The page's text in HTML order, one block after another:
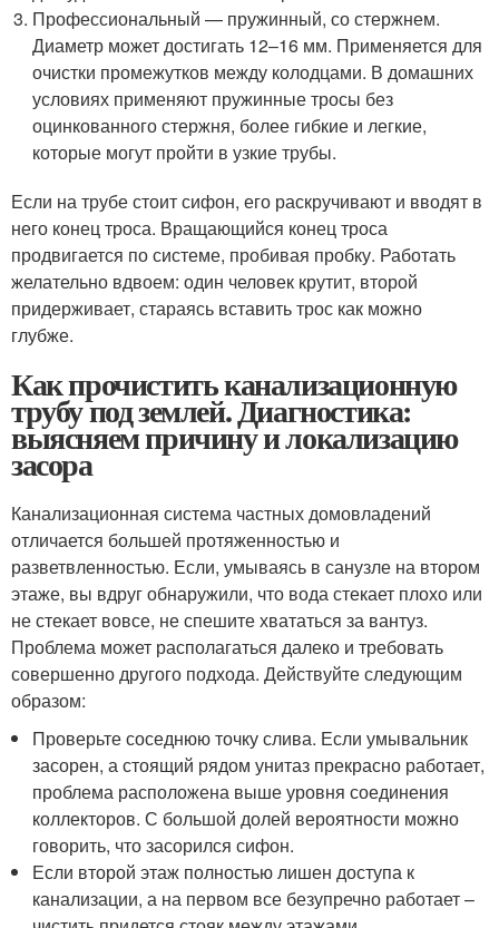
Профессиональный — пружинный, со стержнем.
Диаметр может достигать 12–16 мм. Применяется для
очистки промежутков между колодцами. В домашних
условиях применяют пружинные тросы без
оцинкованного стержня, более гибкие и легкие,
которые могут пройти в узкие трубы.
Если на трубе стоит сифон, его раскручивают и вводят в
него конец троса. Вращающийся конец троса
продвигается по системе, пробивая пробку. Работать
желательно вдвоем: один человек крутит, второй
придерживает, стараясь вставить трос как можно
глубже.
Как прочистить канализационную
трубу под землей. Диагностика:
выясняем причину и локализацию
засора
Канализационная система частных домовладений
отличается большей протяженностью и
разветвленностью. Если, умываясь в санузле на втором
этаже, вы вдруг обнаружили, что вода стекает плохо или
не стекает вовсе, не спешите хвататься за вантуз.
Проблема может располагаться далеко и требовать
совершенно другого подхода. Действуйте следующим
образом:
Проверьте соседнюю точку слива. Если умывальник
засорен, а стоящий рядом унитаз прекрасно работает,
проблема расположена выше уровня соединения
коллекторов. С большой долей вероятности можно
говорить, что засорился сифон.
Если второй этаж полностью лишен доступа к
канализации, а на первом все безупречно работает –